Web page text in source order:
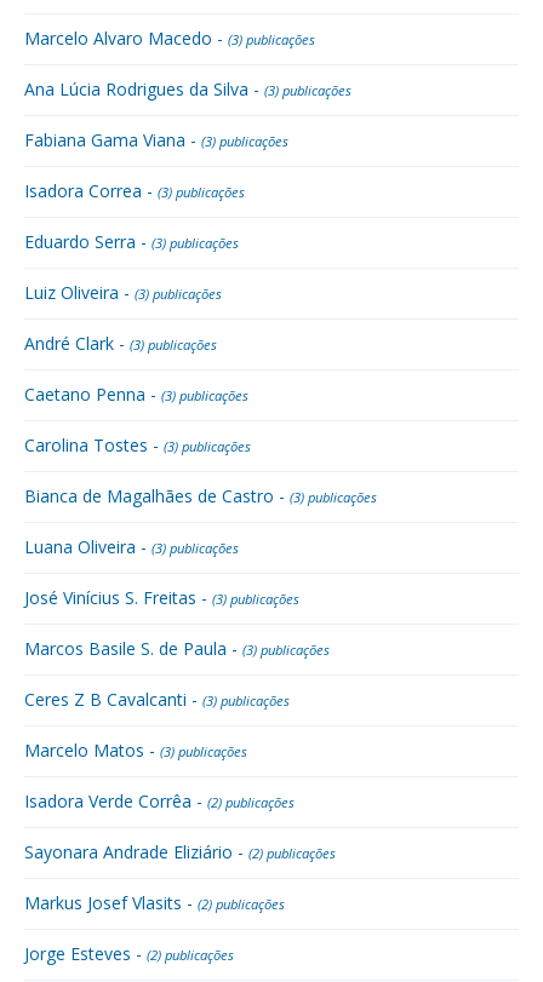
Marcelo Alvaro Macedo - (3) publicações
Ana Lúcia Rodrigues da Silva - (3) publicações
Fabiana Gama Viana - (3) publicações
Isadora Correa - (3) publicações
Eduardo Serra - (3) publicações
Luiz Oliveira - (3) publicações
André Clark - (3) publicações
Caetano Penna - (3) publicações
Carolina Tostes - (3) publicações
Bianca de Magalhães de Castro - (3) publicações
Luana Oliveira - (3) publicações
José Vinícius S. Freitas - (3) publicações
Marcos Basile S. de Paula - (3) publicações
Ceres Z B Cavalcanti - (3) publicações
Marcelo Matos - (3) publicações
Isadora Verde Corrêa - (2) publicações
Sayonara Andrade Eliziário - (2) publicações
Markus Josef Vlasits - (2) publicações
Jorge Esteves - (2) publicações